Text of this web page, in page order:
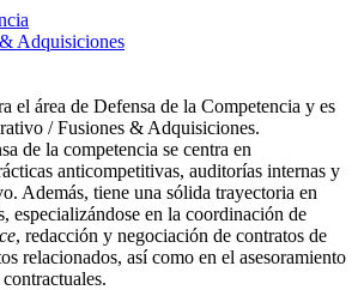
Adquisiciones
el área de Defensa de la Competencia y es
/ Fusiones & Adquisiciones.
de la competencia se centra en
anticompetitivas, auditorías internas y
Además, tiene una sólida trayectoria en
especializándose en la coordinación de
, redacción y negociación de contratos de
relacionados, así como en el asesoramiento